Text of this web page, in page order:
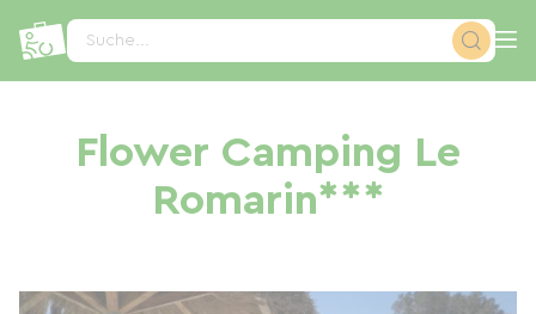
Suche...
Flower Camping Le
Romarin***
Cookie-Einstellungen